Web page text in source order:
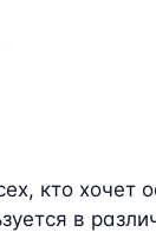
кто хочет
в